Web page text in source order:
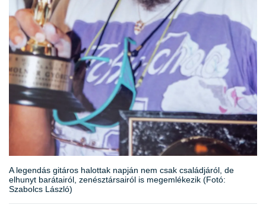
A legendás gitáros halottak napján nem csak családjáról, de
elhunyt barátairól, zenésztársairól is megemlékezik (Fotó:
Szabolcs László)